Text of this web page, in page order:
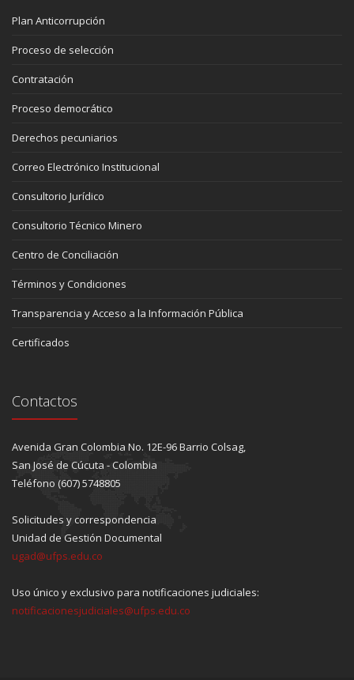
Plan Anticorrupción
Proceso de selección
Contratación
Proceso democrático
Derechos pecuniarios
Correo Electrónico Institucional
Consultorio Jurídico
Consultorio Técnico Minero
Centro de Conciliación
Términos y Condiciones
Transparencia y Acceso a la Información Pública
Certificados
Contactos
Avenida Gran Colombia No. 12E-96 Barrio Colsag,
San José de Cúcuta - Colombia
Teléfono (607) 5748805
Solicitudes y correspondencia
Unidad de Gestión Documental
ugad@ufps.edu.co
Uso único y exclusivo para notificaciones judiciales:
notificacionesjudiciales@ufps.edu.co